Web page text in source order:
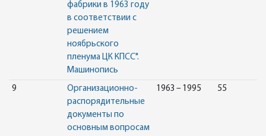
фабрики в 1963 году
в соответствии с
решением
ноябрьского
пленума ЦК КПСС".
Машинопись
9
Организационно-
распорядительные
документы по
основным вопросам
1963 – 1995 55